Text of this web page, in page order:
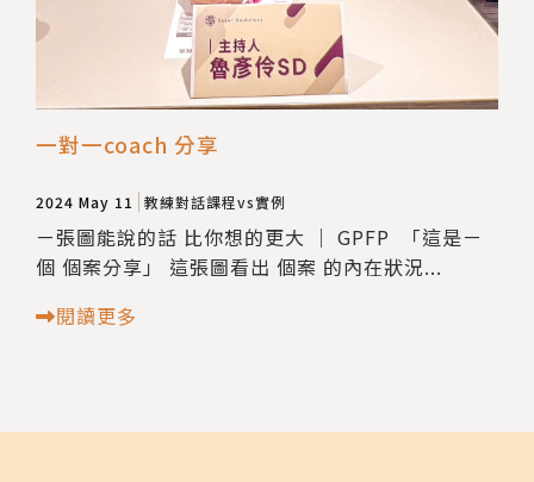
一對一coach 分享
2024 May 11 教練對話課程vs實例
ㄧ張圖能說的話 比你想的更大 ｜ GPFP 「這是ㄧ
個 個案分享」 這張圖看出 個案 的內在狀況...
閱讀更多